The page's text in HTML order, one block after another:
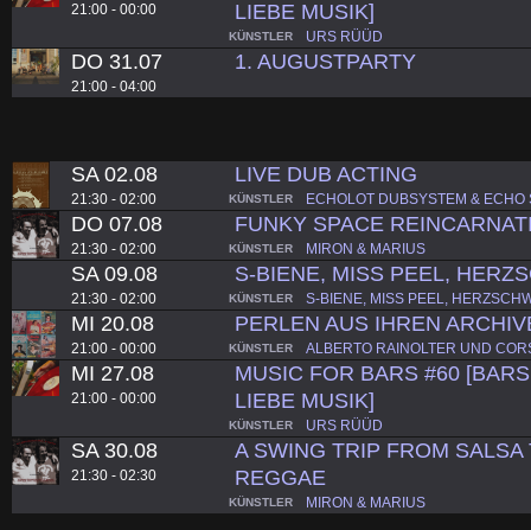
21:00 - 00:00
LIEBE MUSIK]
KÜNSTLER URS RÜÜD
DO 31.07
21:00 - 04:00
1. AUGUSTPARTY
SA 02.08
21:30 - 02:00
LIVE DUB ACTING
KÜNSTLER ECHOLOT DUBSYSTEM & ECHO
DO 07.08
21:30 - 02:00
FUNKY SPACE
KÜNSTLER MIRON & MARIUS
SA 09.08
21:30 - 02:00
S-BIENE, MISS PEEL,
KÜNSTLER S-BIENE, MISS PEEL,
MI 20.08
21:00 - 00:00
PERLEN AUS IHREN
KÜNSTLER ALBERTO RAINOLTER UND
MI 27.08
21:00 - 00:00
MUSIC FOR BARS #60
LIEBE MUSIK]
KÜNSTLER URS RÜÜD
SA 30.08
21:30 - 02:30
A SWING TRIP FROM
REGGAE
KÜNSTLER MIRON & MARIUS